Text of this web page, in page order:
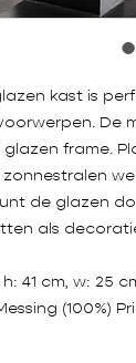
kast is
De
frame.
de glazen
als
h: 41 cm, w: 25
(100%)